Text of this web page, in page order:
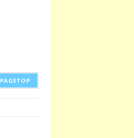
PAGETOP